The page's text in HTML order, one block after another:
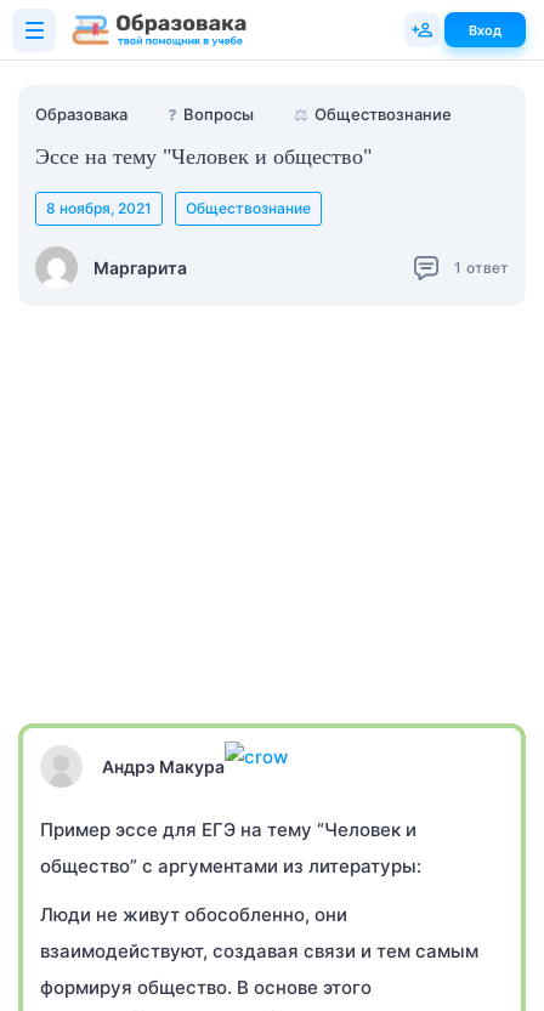
Образовака ❓ Вопросы ⚖️ Обществознание
Эссе на тему "Человек и общество"
Маргарита
8 ноября, 2021 Обществознание
1 ответ
Андрэ Макура
Пример эссе для ЕГЭ на тему “Человек и
общество” с аргументами из литературы:
Люди не живут обособленно, они
взаимодействуют, создавая связи и тем самым
формируя общество. В основе этого
Вход